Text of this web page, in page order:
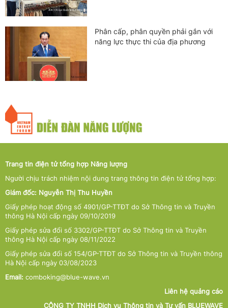
Phân cấp, phân quyền phải gắn với
năng lực thực thi của địa phương
Trang tin điện tử tổng hợp Năng lượng
Người chịu trách nhiệm nội dung trang thông tin điện tử tổng hợp:
Giám đốc: Nguyễn Thị Thu Huyền
Giấy phép hoạt động số 4901/GP-TTĐT do Sở Thông tin và Truyền
thông Hà Nội cấp ngày 09/10/2019
Giấy phép sửa đổi số 3302/GP-TTĐT do Sở Thông tin và Truyền
thông Hà Nội cấp ngày 08/11/2022
Giấy phép sửa đổi số 154/GP-TTĐT do Sở Thông tin và Truyền thông
Hà Nội cấp ngày 03/08/2023
Email: comboking@blue-wave.vn
Liên hệ quảng cáo
CÔNG TY TNHH Dịch vụ Thông tin và Tư vấn BLUEWAVE